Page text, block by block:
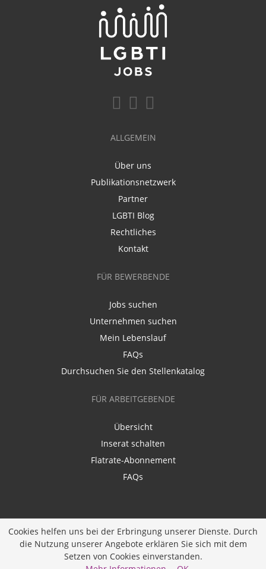
ALLGEMEIN
Über uns
Publikationsnetzwerk
Partner
LGBTI Blog
Rechtliches
Kontakt
FÜR BEWERBENDE
Jobs suchen
Unternehmen suchen
Mein Lebenslauf
FAQs
Durchsuchen Sie den Stellenkatalog
FÜR ARBEITGEBENDE
Übersicht
Inserat schalten
Flatrate-Abonnement
FAQs
Ein Unternehmen derDiversity Job Group GmbH
JOBIQO
Cookies helfen uns bei der Erbringung unserer Dienste. Durch
die Nutzung unserer Angebote erklären Sie sich mit dem
Setzen von Cookies einverstanden.